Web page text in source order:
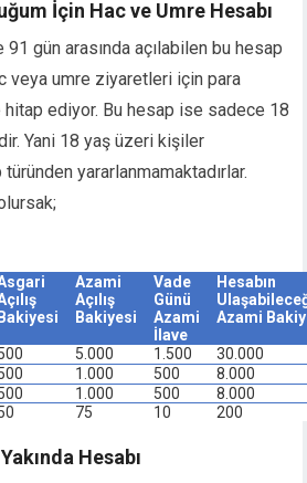
İçin Hac ve Umre Hesabı
gün arasında açılabilen bu hesap
veya umre ziyaretleri için para
ediyor. Bu hesap ise sadece 18
Yani 18 yaş üzeri kişiler
yararlanmamaktadırlar.
Bakiyesi
Azami
Açılış
Bakiyesi
Vade
Günü
Azami
İlave
Hesabın
Azami
5.000 1.500
30.000
1.000 500
8.000
1.000 500
8.000
75 10 200
Hesabı